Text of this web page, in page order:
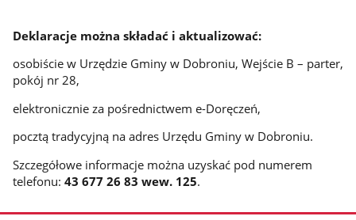
Deklaracje można składać i aktualizować:
osobiście w Urzędzie Gminy w Dobroniu, Wejście B – parter,
pokój nr 28,
elektronicznie za pośrednictwem e-Doręczeń,
pocztą tradycyjną na adres Urzędu Gminy w Dobroniu.
Szczegółowe informacje można uzyskać pod numerem
telefonu: 43 677 26 83 wew. 125.